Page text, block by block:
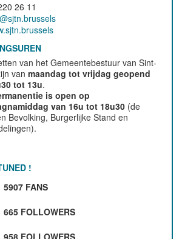
26 11
van het Gemeentebestuur van Sint-
vanmaandag tot vrijdag geopend
tot 13u.
is open op
van 16u tot 18u30 (de
Bevolking, Burgerlijke Stand en
!
5907 FANS
665 FOLLOWERS